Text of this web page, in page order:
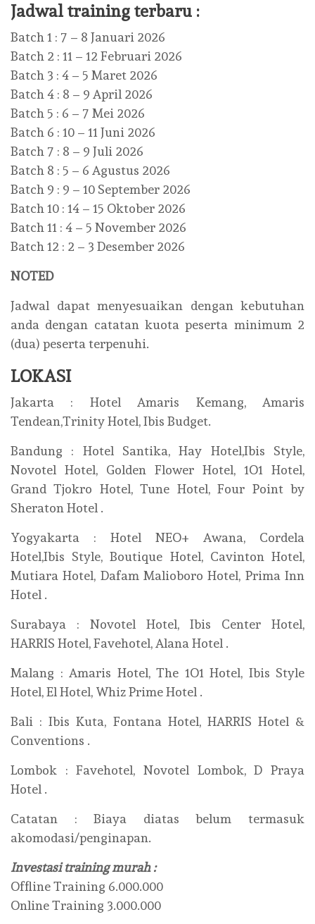
Jadwal training terbaru :
Batch 1 : 7 – 8 Januari 2026
Batch 2 : 11 – 12 Februari 2026
Batch 3 : 4 – 5 Maret 2026
Batch 4 : 8 – 9 April 2026
Batch 5 : 6 – 7 Mei 2026
Batch 6 : 10 – 11 Juni 2026
Batch 7 : 8 – 9 Juli 2026
Batch 8 : 5 – 6 Agustus 2026
Batch 9 : 9 – 10 September 2026
Batch 10 : 14 – 15 Oktober 2026
Batch 11 : 4 – 5 November 2026
Batch 12 : 2 – 3 Desember 2026
NOTED
Jadwal dapat menyesuaikan dengan kebutuhan
anda dengan catatan kuota peserta minimum 2
(dua) peserta terpenuhi.
LOKASI
Jakarta : Hotel Amaris Kemang, Amaris
Tendean,Trinity Hotel, Ibis Budget.
Bandung : Hotel Santika, Hay Hotel,Ibis Style,
Novotel Hotel, Golden Flower Hotel, 1O1 Hotel,
Grand Tjokro Hotel, Tune Hotel, Four Point by
Sheraton Hotel .
Yogyakarta : Hotel NEO+ Awana, Cordela
Hotel,Ibis Style, Boutique Hotel, Cavinton Hotel,
Mutiara Hotel, Dafam Malioboro Hotel, Prima Inn
Hotel .
Surabaya : Novotel Hotel, Ibis Center Hotel,
HARRIS Hotel, Favehotel, Alana Hotel .
Malang : Amaris Hotel, The 1O1 Hotel, Ibis Style
Hotel, El Hotel, Whiz Prime Hotel .
Bali : Ibis Kuta, Fontana Hotel, HARRIS Hotel &
Conventions .
Lombok : Favehotel, Novotel Lombok, D Praya
Hotel .
Catatan : Biaya diatas belum termasuk
akomodasi/penginapan.
Investasi training murah :
Offline Training 6.000.000
Online Training 3.000.000